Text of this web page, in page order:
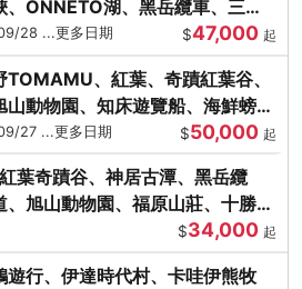
ONNETO湖、黑岳纜車、三國
28 ...更多日期 $47,000 起
、紅葉、奇蹟紅葉谷、
動物園、知床遊覽船、海鮮螃蟹
27 ...更多日期 $50,000 起
葉奇蹟谷、神居古潭、黑岳纜
旭山動物園、福原山莊、十勝牧
$34,000 起
遊行、伊達時代村、卡哇伊熊牧